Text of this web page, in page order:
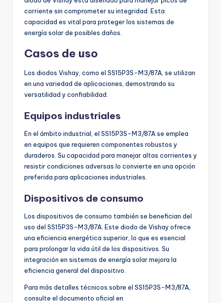
corriente sin comprometer su integridad. Esta
capacidad es vital para proteger los sistemas de
energía solar de posibles daños.
Casos de uso
Los diodos Vishay, como el SS15P3S-M3/87A, se utilizan
en una variedad de aplicaciones, demostrando su
versatilidad y confiabilidad.
Equipos industriales
En el ámbito industrial, el SS15P3S-M3/87A se emplea
en equipos que requieren componentes robustos y
duraderos. Su capacidad para manejar altas corrientes y
resistir condiciones adversas lo convierte en una opción
preferida para aplicaciones industriales.
Dispositivos de consumo
Los dispositivos de consumo también se benefician del
uso del SS15P3S-M3/87A. Este diodo de Vishay ofrece
una eficiencia energética superior, lo que es esencial
para prolongar la vida útil de los dispositivos. Su
integración en sistemas de energía solar mejora la
eficiencia general del dispositivo.
Para más detalles técnicos sobre el SS15P3S-M3/87A,
consulte el documento oficial en